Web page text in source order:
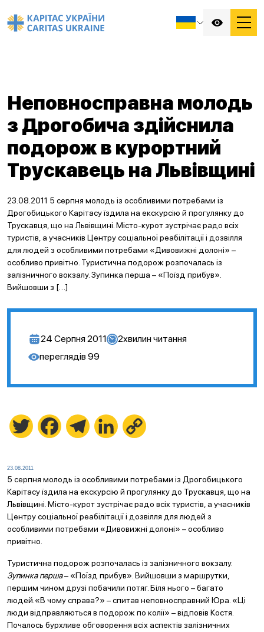
Неповносправна молодь
з Дрогобича здійснила
подорож в курортний
Трускавець на Львівщині
23.08.2011 5 серпня молодь із особливими потребами із
Дрогобицького Карітасу їздила на екскурсію й прогулянку до
Трускавця, що на Львівщині. Місто-курот зустрічає радо всіх
туристів, а учасників Центру соціальної реабілітації і дозвілля
для людей з особливими потребами «Дивовижні долоні» –
особливо привітно. Туристична подорож розпочалась із
залізничного вокзалу. Зупинка перша – «Поїзд прибув».
Вийшовши з […]
24 Серпня 2011 2хвилин читання
переглядів 99
Twitter FacebookTelegramLinkedIn
23.08.2011
5 серпня молодь із особливими потребами із Дрогобицького
Карітасу їздила на екскурсію й прогулянку до Трускавця, що на
Львівщині. Місто-курот зустрічає радо всіх туристів, а учасників
Центру соціальної реабілітації і дозвілля для людей з
особливими потребами «Дивовижні долоні» – особливо
привітно.
Туристична подорож розпочалась із залізничного вокзалу.
Зупинка перша– «Поїзд прибув». Вийшовши з маршрутки,
першим чином друзі побачили потяг. Біля нього – багато
людей.«В чому справа?» – спитав неповносправний Юра. «Ці
люди відправляються в подорож по колії» – відповів Костя.
Почалось бурхливе обговорення всіх аспектів залізничних